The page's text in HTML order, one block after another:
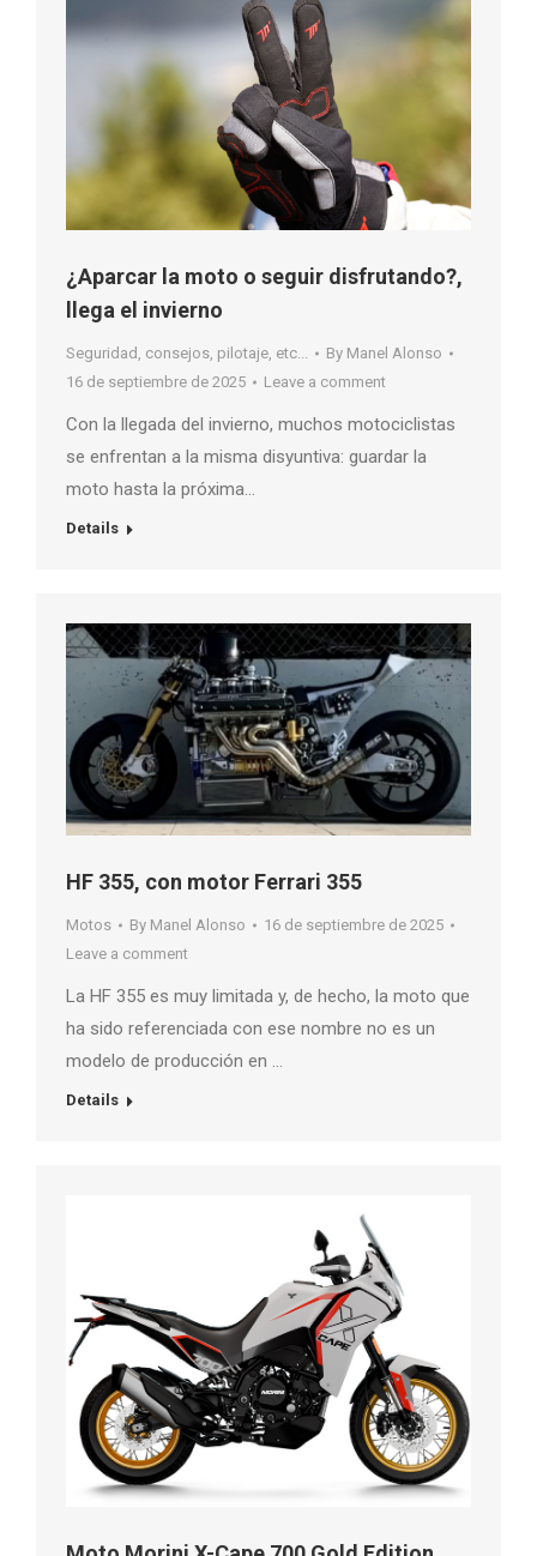
¿Aparcar la moto o seguir disfrutando?,
llega el invierno
Seguridad, consejos, pilotaje, etc... By Manel Alonso
16 de septiembre de 2025
Leave a comment
Con la llegada del invierno, muchos motociclistas
se enfrentan a la misma disyuntiva: guardar la
moto hasta la próxima…
Details
HF 355, con motor Ferrari 355
Motos By Manel Alonso
16 de septiembre de 2025
Leave a comment
La HF 355 es muy limitada y, de hecho, la moto que
ha sido referenciada con ese nombre no es un
modelo de producción en …
Details